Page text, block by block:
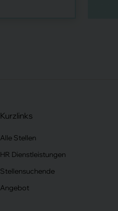
Kurzlinks
Alle Stellen
HR Dienstleistungen
Stellensuchende
Angebot